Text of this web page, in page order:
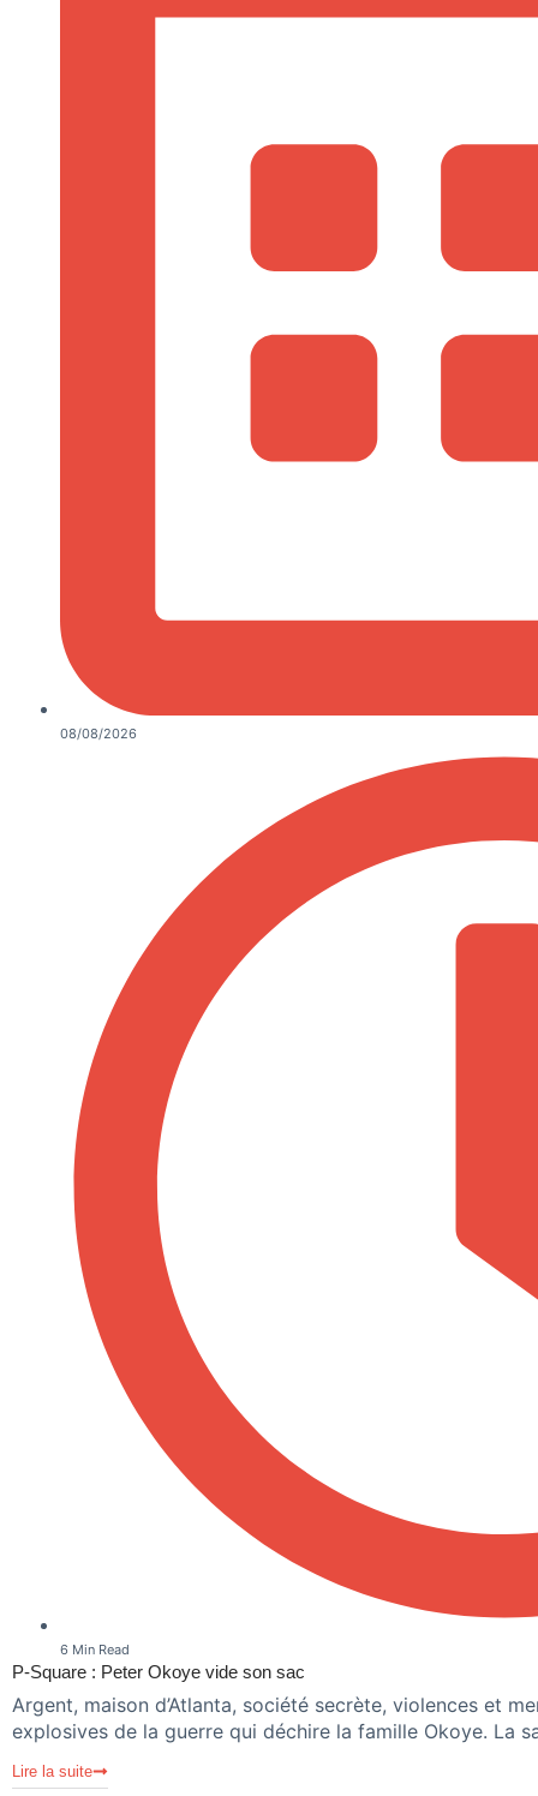
08/08/2026
6 Min Read
P-Square : Peter Okoye vide son sac
Argent, maison d’Atlanta, société secrète, violences et
explosives de la guerre qui déchire la famille Okoye. La
Lire la suite